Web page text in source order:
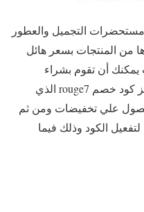
التجميل والعطور
من المنتجات بسعر هائل
أن تقوم بشراء
المنتجات التي أعجبتك وتستخدم رمز كود خصم rouge7 الذي
علي تخفيضات ومن ثم
الكود وذلك فيما